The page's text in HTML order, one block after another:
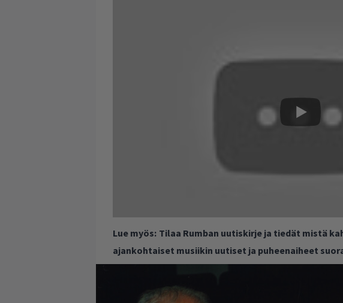
Lue myös: Tilaa Rumban uutiskirje ja tiedät mistä
ajankohtaiset musiikin uutiset ja puheenaiheet